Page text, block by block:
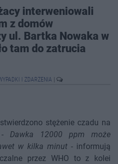
interweniowali
z domów
ul. Bartka Nowaka w
tam do zatrucia
I ZDARZENIA
stężenie czadu na
- Dawka 12000 ppm może
w kilka minut - informują
przez WHO to z kolei